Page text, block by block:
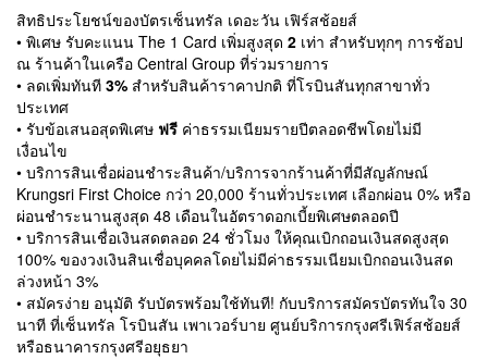
สิทธิประโยชน์ของบัตรเซ็นทรัล เดอะวัน เฟิร์สช้อยส์
• พิเศษ รับคะแนน The 1 Card เพิ่มสูงสุด 2 เท่า สำหรับทุกๆ การช้อป
ณ ร้านค้าในเครือ Central Group ที่ร่วมรายการ
• ลดเพิ่มทันที 3% สำหรับสินค้าราคาปกติ ที่โรบินสันทุกสาขาทั่ว
ประเทศ
• รับข้อเสนอสุดพิเศษ ฟรี ค่าธรรมเนียมรายปีตลอดชีพโดยไม่มี
เงื่อนไข
• บริการสินเชื่อผ่อนชำระสินค้า/บริการจากร้านค้าที่มีสัญลักษณ์
Krungsri First Choice กว่า 20,000 ร้านทั่วประเทศ เลือกผ่อน 0% หรือ
ผ่อนชำระนานสูงสุด 48 เดือนในอัตราดอกเบี้ยพิเศษตลอดปี
• บริการสินเชื่อเงินสดตลอด 24 ชั่วโมง ให้คุณเบิกถอนเงินสดสูงสุด
100% ของวงเงินสินเชื่อบุคคลโดยไม่มีค่าธรรมเนียมเบิกถอนเงินสด
ล่วงหน้า 3%
• สมัครง่าย อนุมัติ รับบัตรพร้อมใช้ทันที! กับบริการสมัครบัตรทันใจ 30
นาที ที่เซ็นทรัล โรบินสัน เพาเวอร์บาย ศูนย์บริการกรุงศรีเฟิร์สช้อยส์
หรือธนาคารกรุงศรีอยุธยา